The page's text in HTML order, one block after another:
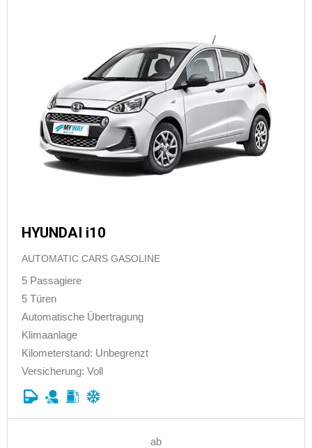
HYUNDAI i10
AUTOMATIC CARS GASOLINE
5 Passagiere
5 Türen
Automatische Übertragung
Klimaanlage
Kilometerstand: Unbegrenzt
Versicherung: Voll
ab